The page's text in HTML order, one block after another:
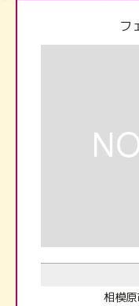
フ
相模